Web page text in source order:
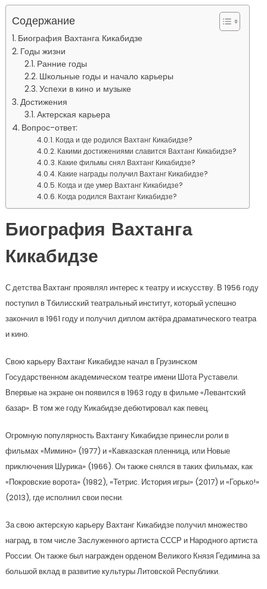
Содержание
Биография Вахтанга Кикабидзе
Годы жизни
Ранние годы
Школьные годы и начало карьеры
Успехи в кино и музыке
Достижения
Актерская карьера
Вопрос-ответ:
Когда и где родился Вахтанг Кикабидзе?
Какими достижениями славится Вахтанг Кикабидзе?
Какие фильмы снял Вахтанг Кикабидзе?
Какие награды получил Вахтанг Кикабидзе?
Когда и где умер Вахтанг Кикабидзе?
Когда родился Вахтанг Кикабидзе?
Биография Вахтанга
Кикабидзе
С детства Вахтанг проявлял интерес к театру и искусству. В 1956 году
поступил в Тбилисский театральный институт, который успешно
закончил в 1961 году и получил диплом актёра драматического театра
и кино.
Свою карьеру Вахтанг Кикабидзе начал в Грузинском
Государственном академическом театре имени Шота Руставели.
Впервые на экране он появился в 1963 году в фильме «Левантский
базар». В том же году Кикабидзе дебютировал как певец.
Огромную популярность Вахтангу Кикабидзе принесли роли в
фильмах «Мимино» (1977) и «Кавказская пленница, или Новые
приключения Шурика» (1966). Он также снялся в таких фильмах, как
«Покровские ворота» (1982), «Тетрис. История игры» (2017) и «Горько!»
(2013), где исполнил свои песни.
За свою актерскую карьеру Вахтанг Кикабидзе получил множество
наград, в том числе Заслуженного артиста СССР и Народного артиста
России. Он также был награжден орденом Великого Князя Гедимина за
большой вклад в развитие культуры Литовской Республики.